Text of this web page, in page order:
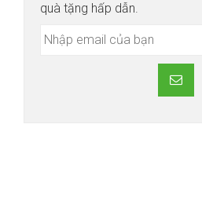
quà tặng hấp dẫn.